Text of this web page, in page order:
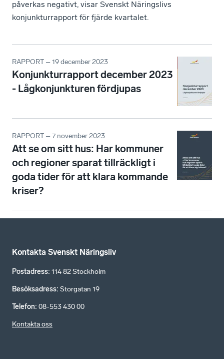
påverkas negativt, visar Svenskt Näringslivs
konjunkturrapport för fjärde kvartalet.
RAPPORT – 19 december 2023
Konjunkturrapport december 2023
- Lågkonjunkturen fördjupas
RAPPORT – 7 november 2023
Att se om sitt hus: Har kommuner
och regioner sparat tillräckligt i
goda tider för att klara kommande
kriser?
Kontakta Svenskt Näringsliv
Postadress: 114 82 Stockholm
Besöksadress: Storgatan 19
Telefon: 08-553 430 00
Kontakta oss